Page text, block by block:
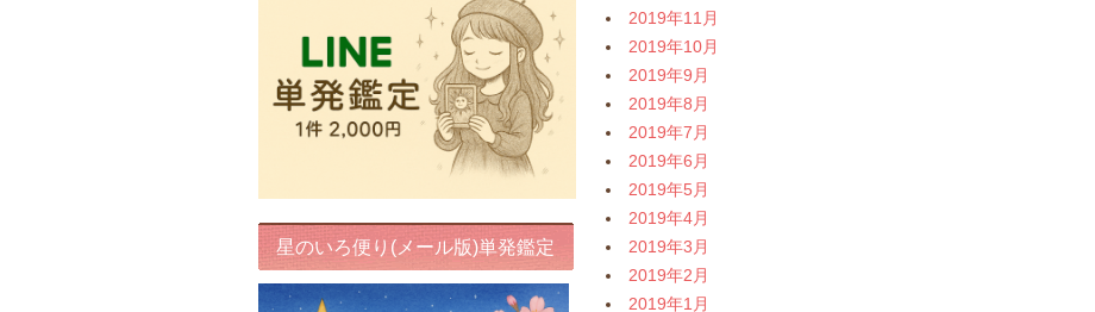
2019年11月
2019年10月
2019年9月
2019年8月
2019年7月
2019年6月
2019年5月
2019年4月
2019年3月
2019年2月
2019年1月
星のいろ便り(メール版)単発鑑定